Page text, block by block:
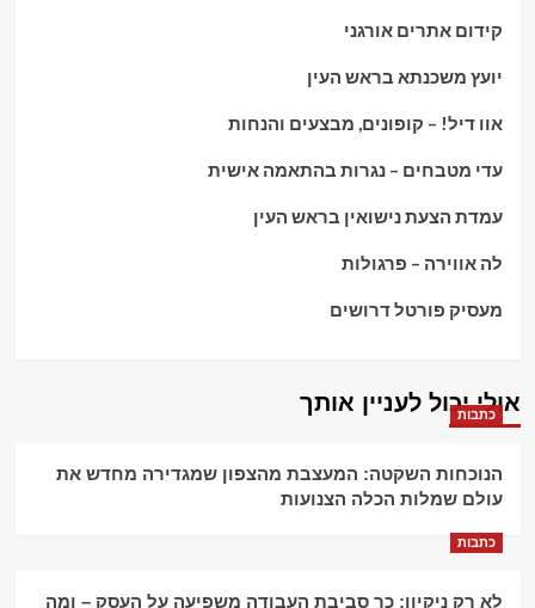
קידום אתרים אורגני
יועץ משכנתא בראש העין
אוו דיל! – קופונים, מבצעים והנחות
עדי מטבחים – נגרות בהתאמה אישית
עמדת הצעת נישואין בראש העין
לה אווירה – פרגולות
מעסיק פורטל דרושים
אולי יכול לעניין אותך
כתבות
הנוכחות השקטה: המעצבת מהצפון שמגדירה מחדש את
עולם שמלות הכלה הצנועות
כתבות
לא רק ניקיון: כך סביבת העבודה משפיעה על העסק – ומה